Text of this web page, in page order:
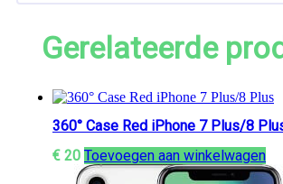
Gerelateerde
360° Case Red iPhone 7 Plus/8
€ 20 Toevoegen aan winkelwagen